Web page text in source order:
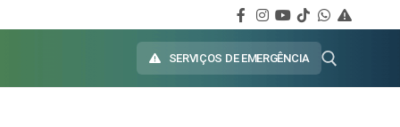
SERVIÇOS DE EMERGÊNCIA